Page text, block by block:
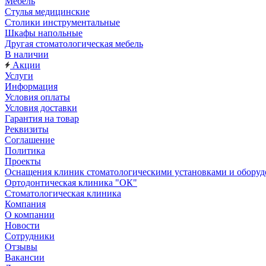
Стулья медицинские
Столики инструментальные
Шкафы напольные
Другая стоматологическая мебель
В наличии
Акции
Услуги
Информация
Условия оплаты
Условия доставки
Гарантия на товар
Реквизиты
Соглашение
Политика
Проекты
Оснащения клиник стоматологическими установками и
Ортодонтическая клиника "ОК"
Стоматологическая клиника
Компания
О компании
Новости
Сотрудники
Отзывы
Вакансии